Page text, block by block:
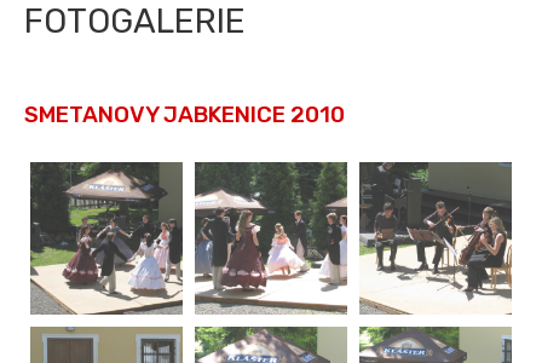
FOTOGALERIE
SMETANOVY JABKENICE 2010